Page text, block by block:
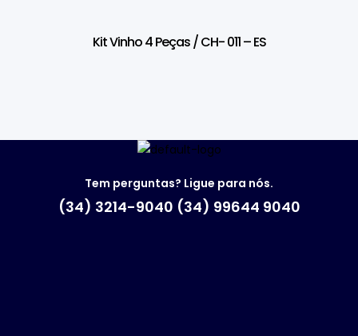
Kit Vinho 4 Peças / CH- 011 – ES
Tem perguntas? Ligue para nós.
(34) 3214-9040 (34) 99644 9040